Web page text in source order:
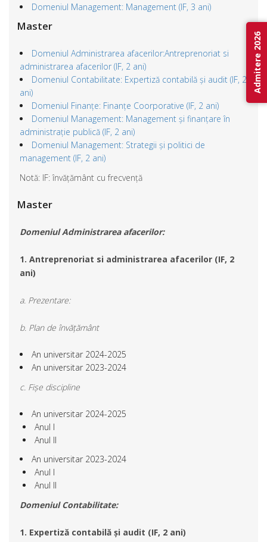
Domeniul Management: Management (IF, 3 ani)
Master
Domeniul Administrarea afacerilor:Antreprenoriat si
administrarea afacerilor (IF, 2 ani)
Domeniul Contabilitate: Expertiză contabilă și audit (IF, 2
ani)
Domeniul Finanțe: Finanțe Coorporative (IF, 2 ani)
Domeniul Management: Management și finanțare în
administrație publică (IF, 2 ani)
Domeniul Management: Strategii și politici de
management (IF, 2 ani)
Notă: IF: învățământ cu frecvență
Master
Domeniul Administrarea afacerilor:
1. Antreprenoriat si administrarea afacerilor (IF, 2
ani)
a. Prezentare:
b. Plan de învățământ
An universitar 2024-2025
An universitar 2023-2024
c. Fișe discipline
An universitar 2024-2025
Anul I
Anul II
An universitar 2023-2024
Anul I
Anul II
Domeniul Contabilitate:
1. Expertiză contabilă și audit (IF, 2 ani)
Admitere 2026